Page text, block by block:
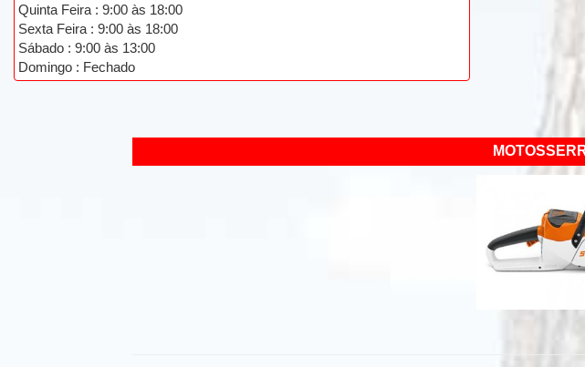
Quinta Feira : 9:00 às 18:00
Sexta Feira : 9:00 às 18:00
Sábado : 9:00 às 13:00
Domingo : Fechado